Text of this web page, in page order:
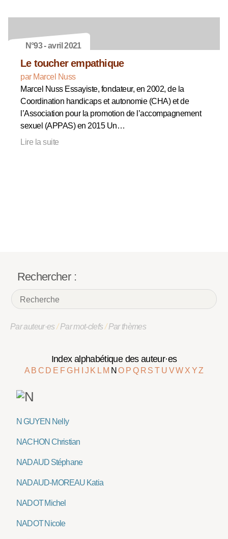
N°93 - avril 2021
Le toucher empathique
par Marcel Nuss
Marcel Nuss Essayiste, fondateur, en 2002, de la
Coordination handicaps et autonomie (CHA) et de
l’Association pour la promotion de l’accompagnement
sexuel (APPAS) en 2015 Un…
Lire la suite
Rechercher :
Par auteur·es/Par mot-clefs/Par thèmes
Index alphabétique des auteur·es
A B C D E F G H J K L M NO P Q R ST U VW X YZ
N GUYEN Nelly
NACHON Christian
NADAUD Stéphane
NADAUD-MOREAU Katia
NADOT Michel
NADOT Nicole